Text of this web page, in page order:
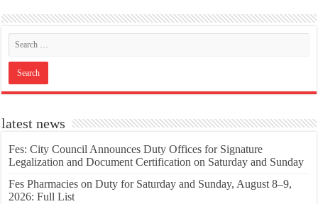
latest news
Fes: City Council Announces Duty Offices for Signature
Legalization and Document Certification on Saturday and Sunday
Fes Pharmacies on Duty for Saturday and Sunday, August 8–9,
2026: Full List